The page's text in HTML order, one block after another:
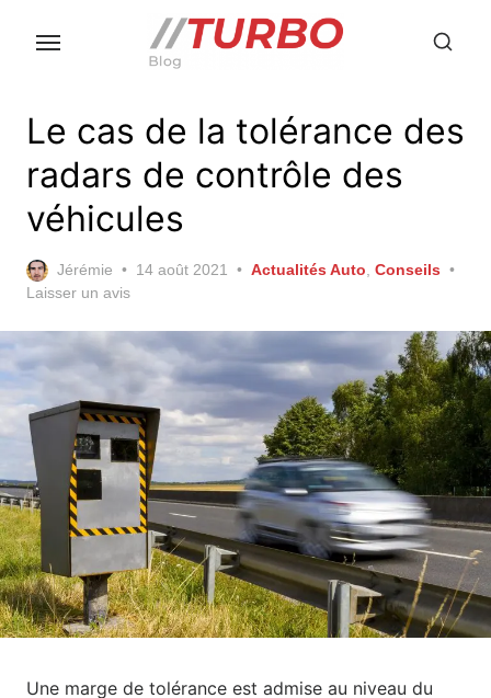
Le cas de la tolérance des
radars de contrôle des
véhicules
Jérémie
Posted
14 août 2021 Actualités Auto Conseils
Laisser un avis
Une marge de tolérance est admise au niveau du